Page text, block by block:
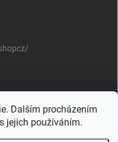
Dalším procházením
jejich používáním.
Štěpán Čermák